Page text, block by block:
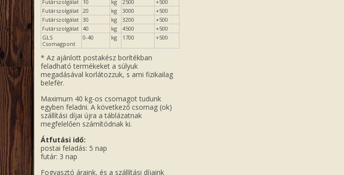
Futárszolgálat 10 kg 2500
+500
Futárszolgálat 20 kg 3000
+500
Futárszolgálat 30 kg 3200
+500
Futárszolgálat 40 kg 4500
+500
GLS
Csomagpont
0-40 kg 1700 +500
* Az ajánlott postakész borítékban
feladható termékeket a súlyuk
megadásával korlátozzuk, s ami fizikailag
belefér.
Maximum 40 kg-os csomagot tudunk
egyben feladni. A következő csomag (ok)
szállítási díjai újra a táblázatnak
megfelelően számítódnak ki.
Átfutási idő:
postai feladás: 5 nap
futár: 3 nap
Fogyasztó áraink, és a szállítási díjaink